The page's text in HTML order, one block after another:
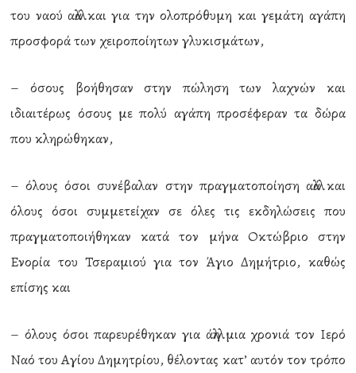
του ναού αλλά και για την ολοπρόθυμη και γεμάτη αγάπη
προσφορά των χειροποίητων γλυκισμάτων,
– όσους βοήθησαν στην πώληση των λαχνών και
ιδιαιτέρως όσους με πολύ αγάπη προσέφεραν τα δώρα
που κληρώθηκαν,
– όλους όσοι συνέβαλαν στην πραγματοποίηση αλλά και
όλους όσοι συμμετείχαν σε όλες τις εκδηλώσεις που
πραγματοποιήθηκαν κατά τον μήνα Οκτώβριο στην
Ενορία του Τσεραμιού για τον Άγιο Δημήτριο, καθώς
επίσης και
– όλους όσοι παρευρέθηκαν για άλλη μια χρονιά τον Ιερό
Ναό του Αγίου Δημητρίου, θέλοντας κατ’ αυτόν τον τρόπο